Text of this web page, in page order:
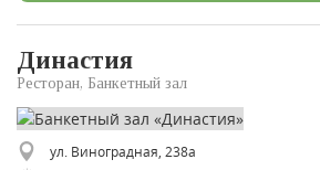
Династия
Ресторан, Банкетный зал
ул. Виноградная, 238а